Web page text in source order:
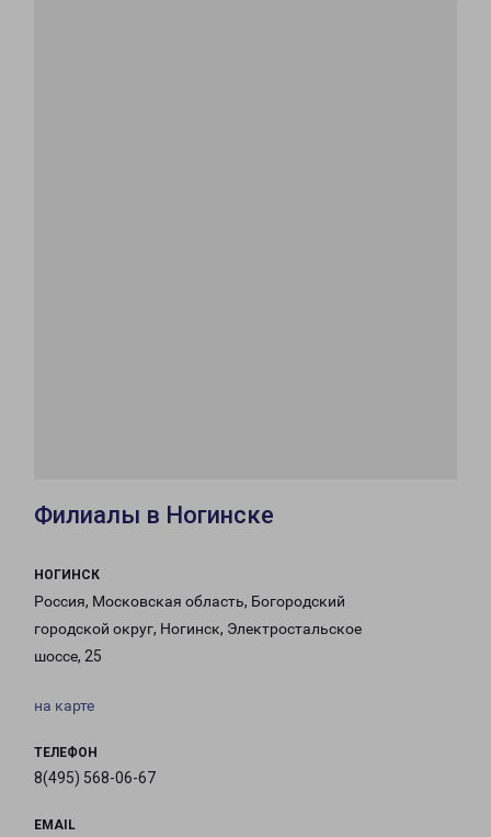
Филиалы в Ногинске
НОГИНСК
Россия, Московская область, Богородский
городской округ, Ногинск, Электростальское
шоссе, 25
на карте
ТЕЛЕФОН
8(495) 568-06-67
EMAIL